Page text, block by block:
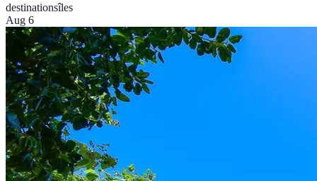
destinationsîles
Aug 6